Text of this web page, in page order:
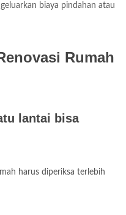
biaya pindahan atau
Rumah
lantai bisa
harus diperiksa terlebih